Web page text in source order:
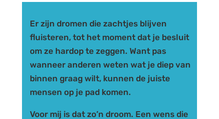
Er zijn dromen die zachtjes blijven
fluisteren, tot het moment dat je besluit
om ze hardop te zeggen. Want pas
wanneer anderen weten wat je diep van
binnen graag wilt, kunnen de juiste
mensen op je pad komen.
Voor mij is dat zo’n droom. Een wens die